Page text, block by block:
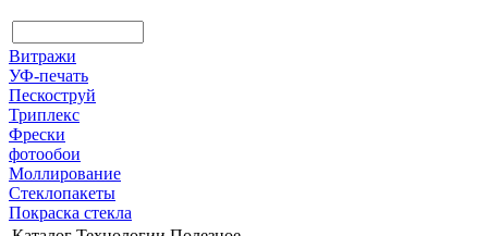
Витражи
УФ-печать
Пескоструй
Триплекс
Фрески
фотообои
Моллирование
Стеклопакеты
Покраска стекла